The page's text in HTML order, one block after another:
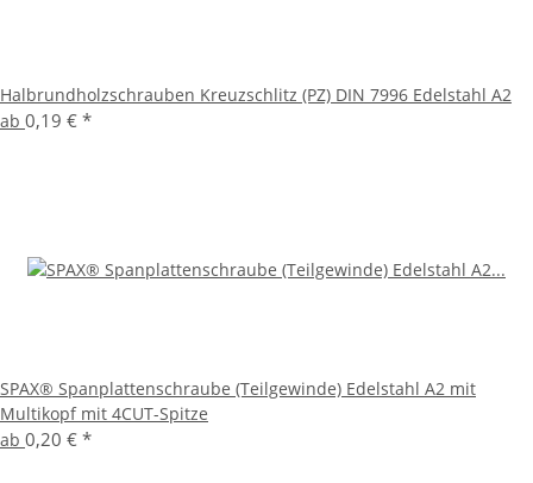
Halbrundholzschrauben Kreuzschlitz (PZ) DIN 7996 Edelstahl A2
ab 0,19 € *
SPAX® Spanplattenschraube (Teilgewinde) Edelstahl A2 mit
Multikopf mit 4CUT-Spitze
ab 0,20 € *